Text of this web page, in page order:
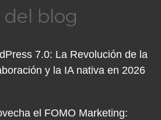
blog
7.0: La Revolución de la
y la IA nativa en 2026
el FOMO Marketing: